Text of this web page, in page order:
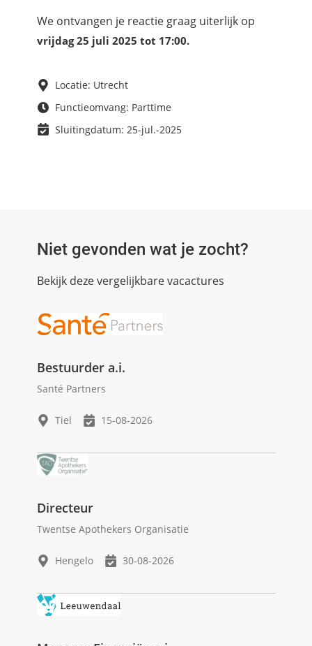
We ontvangen je reactie graag uiterlijk op
vrijdag 25 juli 2025 tot 17:00.
Locatie: Utrecht
Functieomvang: Parttime
Sluitingdatum: 25-jul.-2025
Niet gevonden wat je zocht?
Bekijk deze vergelijkbare vacactures
Bestuurder a.i.
Santé Partners
Tiel 15-08-2026
Directeur
Twentse Apothekers Organisatie
Hengelo 30-08-2026